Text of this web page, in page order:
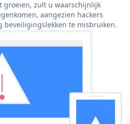
zult u waarschijnlijk
aangezien hackers
beveiligingslekken te misbruiken.